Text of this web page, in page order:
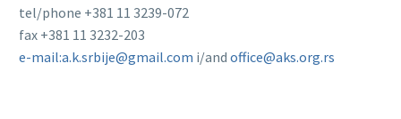
tel/phone +381 11 3239-072
fax +381 11 3232-203
e-mail:a.k.srbije@gmail.com i/and office@aks.org.rs